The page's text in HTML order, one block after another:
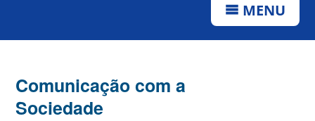
MENU
Comunicação com a
Sociedade